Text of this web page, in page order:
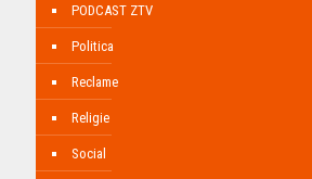
PODCAST ZTV
Politica
Reclame
Religie
Social